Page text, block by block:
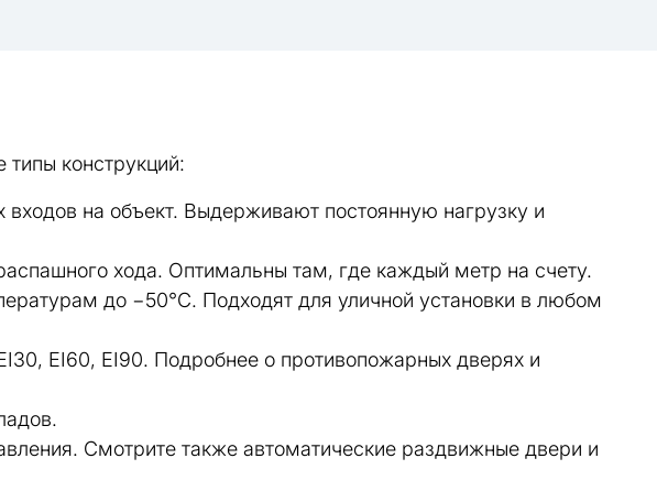
конструкций:
на объект. Выдерживают постоянную нагрузку и
хода. Оптимальны там, где каждый метр на счету.
до −50°C. Подходят для уличной установки в любом
EI60, EI90. Подробнее о противопожарных дверях и
Смотрите также автоматические раздвижные двери и